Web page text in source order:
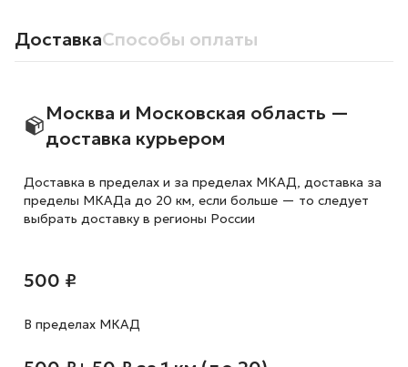
ДоставкаСпособы оплаты
Москва и Московская область —
доставка курьером
Доставка в пределах и за пределах МКАД, доставка за
пределы МКАДа до 20 км, если больше — то следует
выбрать доставку в регионы России
500 ₽
В пределах МКАД